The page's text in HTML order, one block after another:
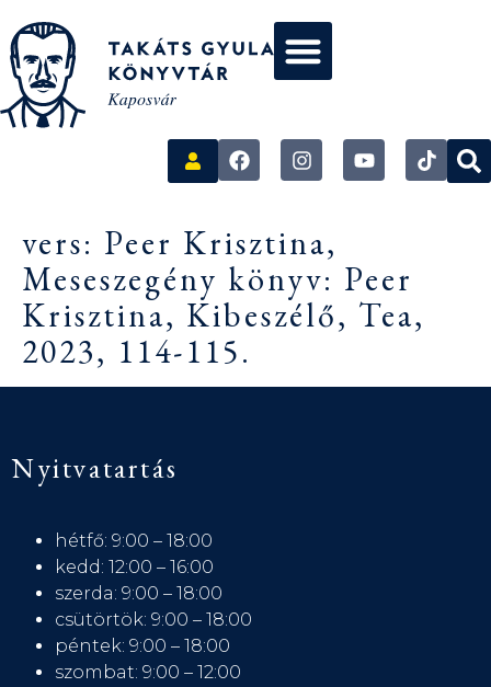
vers: Peer Krisztina,
Meseszegény könyv: Peer
Krisztina, Kibeszélő, Tea,
2023, 114-115.
Nyitvatartás
hétfő: 9:00 – 18:00
kedd: 12:00 – 16:00
szerda: 9:00 – 18:00
csütörtök: 9:00 – 18:00
péntek: 9:00 – 18:00
szombat: 9:00 – 12:00